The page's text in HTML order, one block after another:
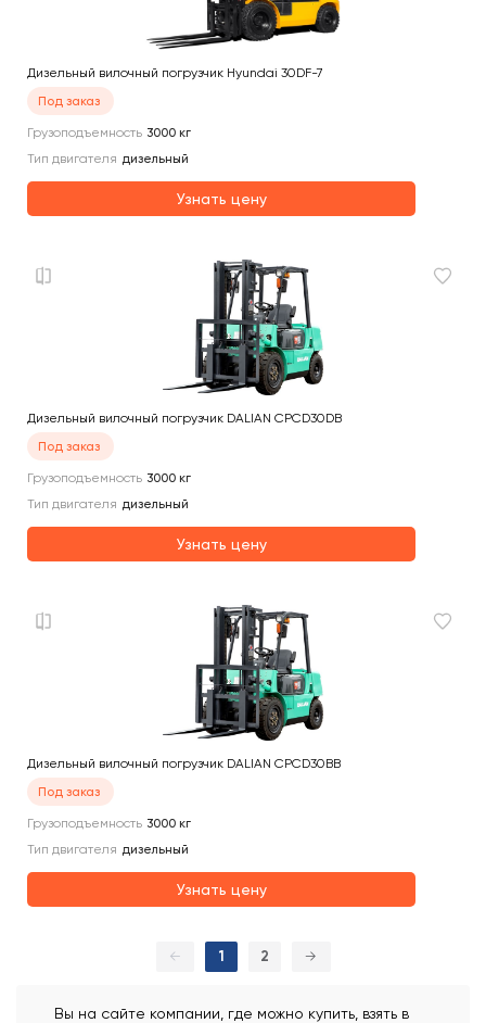
Дизельный вилочный погрузчик Hyundai 30DF-7
Под заказ
Грузоподъемность 3000 кг
Тип двигателя дизельный
Узнать цену
Дизельный вилочный погрузчик DALIAN CPCD30DB
Под заказ
Грузоподъемность 3000 кг
Тип двигателя дизельный
Узнать цену
Дизельный вилочный погрузчик DALIAN CPCD30BB
Под заказ
Грузоподъемность 3000 кг
Тип двигателя дизельный
Узнать цену
← 1 2 →
Вы на сайте компании, где можно купить, взять в